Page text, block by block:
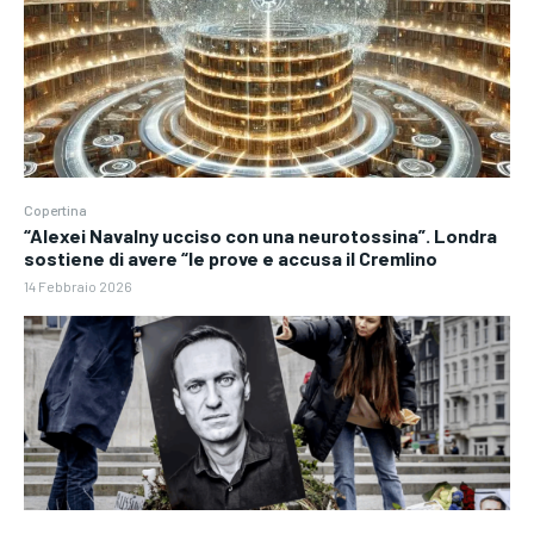
Copertina
“Alexei Navalny ucciso con una neurotossina”. Londra
sostiene di avere “le prove e accusa il Cremlino
14 Febbraio 2026